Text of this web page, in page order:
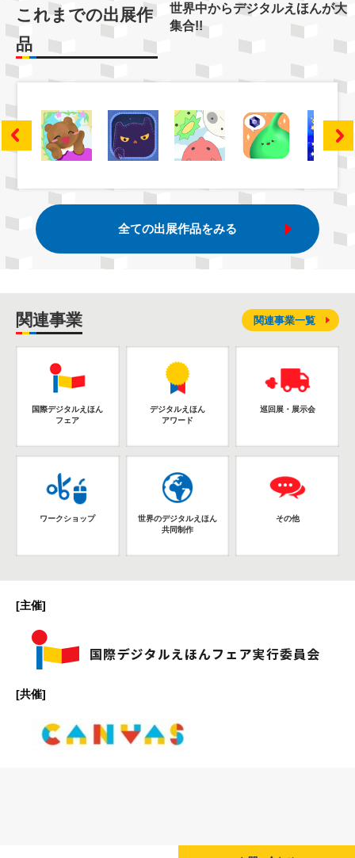
これまでの出展作
品
世界中からデジタルえほんが大
集合!!
全ての出展作品をみる
関連事業
国際デジタルえほん
フェア
デジタルえほん
アワード
巡回展・展示会
ワークショップ
世界のデジタルえほん
共同制作
その他
関連事業一覧
[主催]
[共催]